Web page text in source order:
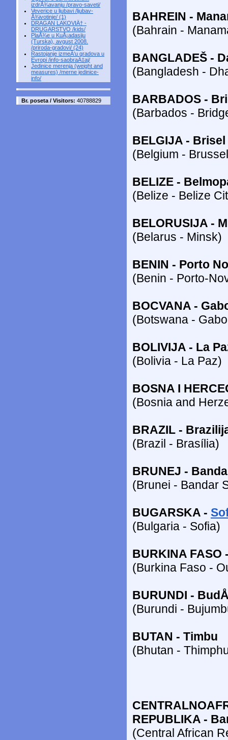
izdrÅ¾avanju /pravo-saveti/
Veverice u ljubavi /ljubav-
Å¾ivotinje/ (1)
DRAGAN LAKOVIÄ† -
DRUGARSTVO /kids/
PlaÅ¾e u KuÅ¡adasiju
(Turska), avgust 2008.
/priroda-gradovi/ (24)
Rastojanje izmeÄ‘u gradova u
Evropi /info-saobraÄ‡aj/
Jedinice merenja (weight and
measures) /merne jedinice-
info/
Br. poseta / Visitors: 40788829
BAHREIN -
(Bahrain -
BANGLADEŠ -
(Bangladesh -
BARBADOS -
(Barbados -
BELGIJA - Brisel
(Belgium -
BELIZE -
(Belize - Belize
BELORUSIJA -
(Belarus - Minsk)
BENIN - Porto
(Benin - Porto-
BOCVANA -
(Botswana -
BOLIVIJA - La
(Bolivia - La Paz)
BOSNA I
(Bosnia and
BRAZIL -
(Brazil - Brasília)
BRUNEJ -
(Brunei - Bandar
BUGARSKA -
(Bulgaria - Sofia)
BURKINA FASO
(Burkina Faso -
BURUNDI -
(Burundi -
BUTAN - Timbu
(Bhutan -
REPUBLIKA -
(Central African